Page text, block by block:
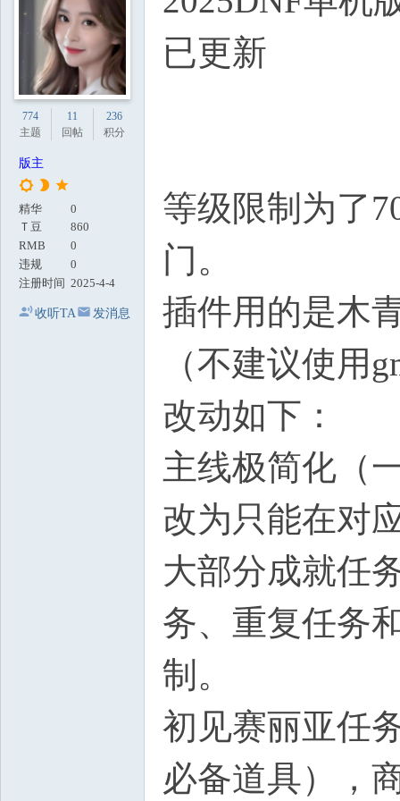
774
主题
11
回帖
236
积分
版主
精华
0
Ｔ豆
860
RMB
0
违规
0
注册时间 2025-4-4
收听TA 发消息
已更新
等级限制为了
门。
插件用的是木
（不建议使用
改动如下：
主线极简化（
改为只能在对
大部分成就任
务、重复任务
制。
初见赛丽亚任
必备道具），